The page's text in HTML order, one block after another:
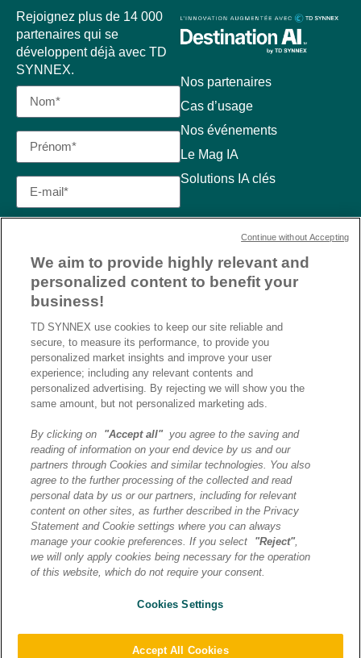
Nos partenaires
Cas d’usage
Nos événements
Le Mag IA
Solutions IA clés
Rejoignez plus de 14 000
partenaires qui se
développent déjà avec TD
SYNNEX.
J’ai lu et j’accepte la
politique de confidentialité et
les conditions d’utilisation
de Destination AI.​
ENVOYER
cookies|Transfert de données
We aim to provide highly relevant and
personalized content to benefit your
business!
TD SYNNEX use cookies to keep our site reliable and
secure, to measure its performance, to provide you
personalized market insights and improve your user
experience; including any relevant contents and
personalized advertising. By rejecting we will show you the
same amount, but not personalized marketing ads.
By clicking on "Accept all"you agree to the saving and
reading of information on your end device by us and our
partners through Cookies and similar technologies. You also
agree to the further processing of the collected and read
personal data by us or our partners, including for relevant
content on other sites, as further described in the Privacy
Statement and Cookie settings where you can always
manage your cookie preferences. If you select
"Reject",
we will only apply cookies being necessary for the operation
of this website, which do not require your consent.
Cookies Settings
Accept All Cookies
Continue without Accepting